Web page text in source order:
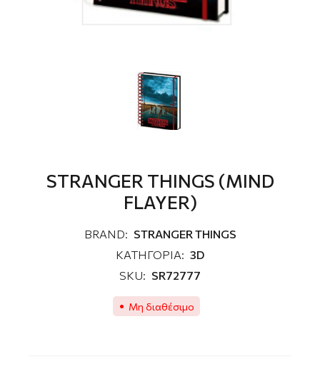
STRANGER THINGS (MIND
FLAYER)
BRAND: STRANGER THINGS
ΚΑΤΗΓΟΡΙΑ: 3D
SKU: SR72777
Μη διαθέσιμο